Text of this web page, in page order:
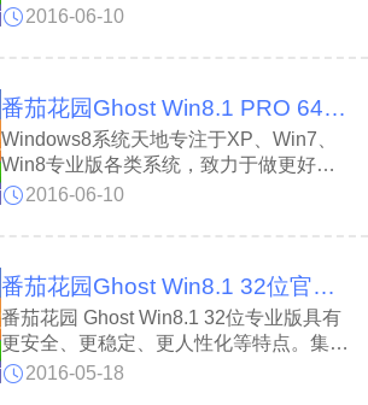
无人值守自动安装，适合各种新旧机型，
机，全面提升系统在计算机上的部署速
2016-06-10
番茄花园Ghost Win8.1 PRO 64位装机版V16.06专业版
Windows8系统天地专注于XP、Win7、
Win8专业版各类系统，致力于做更好用
的XP、Win7、Windows8系统 !一如既往
只为做得更好!万千用户的信赖，作者的
2016-06-10
番茄花园Ghost Win8.1 32位官方专业版V16.05(免激活)
番茄花园 Ghost Win8.1 32位专业版具有
更安全、更稳定、更人性化等特点。集成
最常用的装机软件，集成最全面的硬件驱
2016-05-18